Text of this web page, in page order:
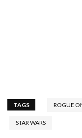
TAGS ROGUE
STAR WARS